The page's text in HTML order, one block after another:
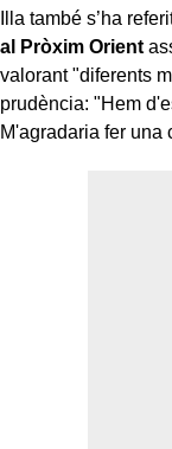
Illa també s’ha
al Pròxim Orient
valorant "diferents
prudència: "Hem
M'agradaria fer una